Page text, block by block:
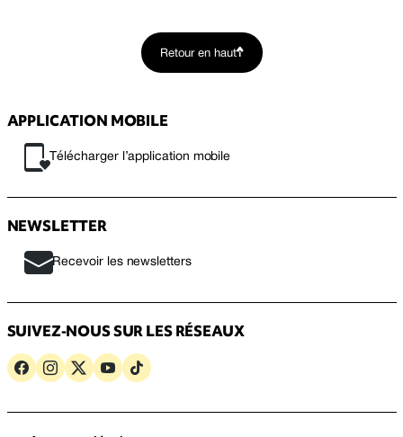
Retour en haut
APPLICATION MOBILE
Télécharger l’application mobile
NEWSLETTER
Recevoir les newsletters
SUIVEZ-NOUS SUR LES RÉSEAUX